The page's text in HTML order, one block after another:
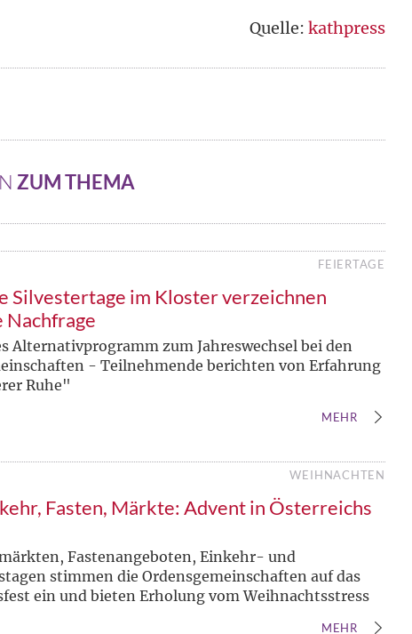
Quelle: kathpress
ZUM THEMA
FEIERTAGE
Silvestertage im Kloster verzeichnen
Nachfrage
Alternativprogramm zum Jahreswechsel bei den
- Teilnehmende berichten von Erfahrung
Ruhe"
MEHR
WEIHNACHTEN
Fasten, Märkte: Advent in Österreichs
Fastenangeboten, Einkehr- und
stimmen die Ordensgemeinschaften auf das
ein und bieten Erholung vom Weihnachtsstress
MEHR